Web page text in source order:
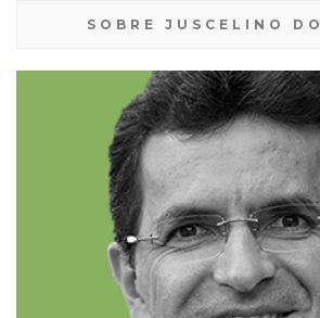
SOBRE JUSCELINO